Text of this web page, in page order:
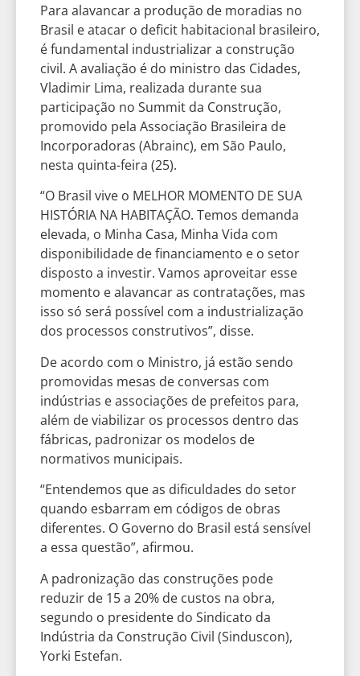
Para alavancar a produção de moradias no
Brasil e atacar o deficit habitacional brasileiro,
é fundamental industrializar a construção
civil. A avaliação é do ministro das Cidades,
Vladimir Lima, realizada durante sua
participação no Summit da Construção,
promovido pela Associação Brasileira de
Incorporadoras (Abrainc), em São Paulo,
nesta quinta-feira (25).
“O Brasil vive o MELHOR MOMENTO DE SUA
HISTÓRIA NA HABITAÇÃO. Temos demanda
elevada, o Minha Casa, Minha Vida com
disponibilidade de financiamento e o setor
disposto a investir. Vamos aproveitar esse
momento e alavancar as contratações, mas
isso só será possível com a industrialização
dos processos construtivos”, disse.
De acordo com o Ministro, já estão sendo
promovidas mesas de conversas com
indústrias e associações de prefeitos para,
além de viabilizar os processos dentro das
fábricas, padronizar os modelos de
normativos municipais.
“Entendemos que as dificuldades do setor
quando esbarram em códigos de obras
diferentes. O Governo do Brasil está sensível
a essa questão”, afirmou.
A padronização das construções pode
reduzir de 15 a 20% de custos na obra,
segundo o presidente do Sindicato da
Indústria da Construção Civil (Sinduscon),
Yorki Estefan.